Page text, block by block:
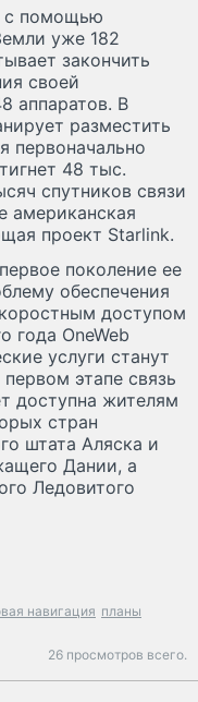
с помощью
уже 182
закончить
своей
аппаратов. В
разместить
первоначально
48 тыс.
спутников связи
американская
проект Starlink.
поколение ее
обеспечения
доступом
года OneWeb
услуги станут
этапе связь
доступна жителям
стран
штата Аляска и
Дании, а
Ледовитого
навигация планы
26 просмотров всего.